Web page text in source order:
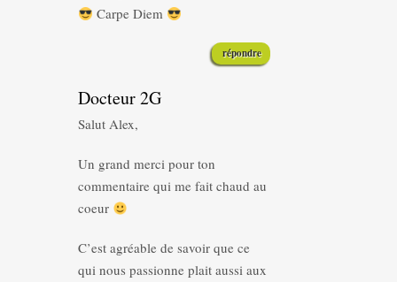
Carpe Diem
répondre
Docteur 2G
Salut Alex,
Un grand merci pour ton
commentaire qui me fait chaud au
coeur
C’est agréable de savoir que ce
qui nous passionne plait aussi aux